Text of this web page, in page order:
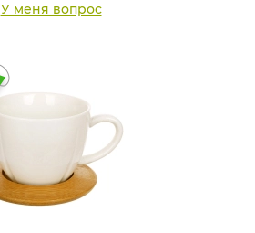
У меня вопрос